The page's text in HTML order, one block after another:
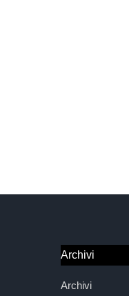
Archivi
Archivi